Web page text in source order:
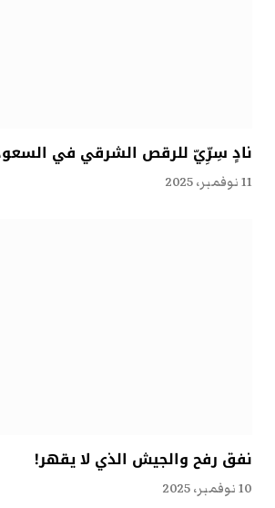
نادٍ سِرِّيّ للرقص الشرقي في
11 نوفمبر، 2025
نفق رفح والجيش الذي لا يقهر!
10 نوفمبر، 2025